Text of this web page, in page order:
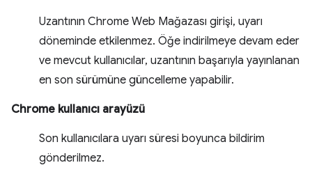
Uzantının Chrome Web Mağazası girişi, uyarı
döneminde etkilenmez. Öğe indirilmeye devam eder
ve mevcut kullanıcılar, uzantının başarıyla yayınlanan
en son sürümüne güncelleme yapabilir.
Chrome kullanıcı arayüzü
Son kullanıcılara uyarı süresi boyunca bildirim
gönderilmez.